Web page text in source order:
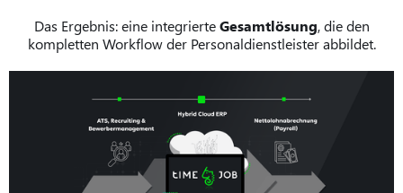
Das Ergebnis: eine integrierteGesamtlösung, die den
kompletten Workflow der Personaldienstleister abbildet.